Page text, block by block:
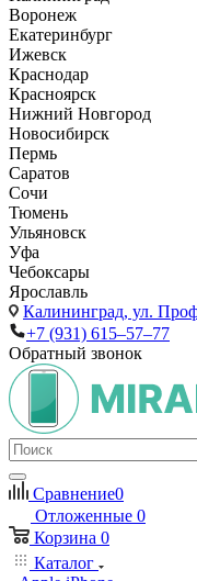
Воронеж
Екатеринбург
Ижевск
Краснодар
Красноярск
Нижний Новгород
Новосибирск
Пермь
Саратов
Сочи
Тюмень
Ульяновск
Уфа
Чебоксары
Ярославль
Калининград, ул.
+7 (931) 615‒57‒77
Обратный звонок
Сравнение0
Отложенные 0
Корзина 0
Каталог